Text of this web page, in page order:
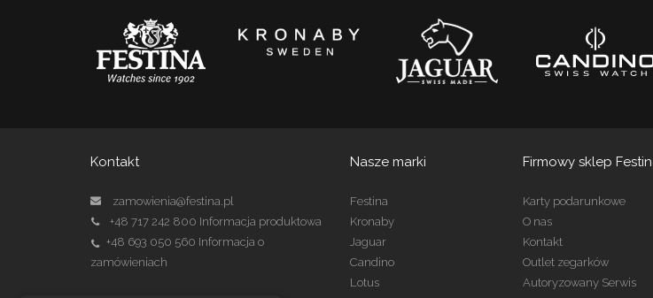
Kontakt
zamowienia@festina.pl
+48 717 242 800 Informacja produktowa
+48 693 050 560 Informacja o
zamówieniach
Nasze marki
Festina
Kronaby
Jaguar
Candino
Lotus
Firmowy sklep
Karty podarunkowe
O nas
Kontakt
Outlet zegarków
Autoryzowany Serwis